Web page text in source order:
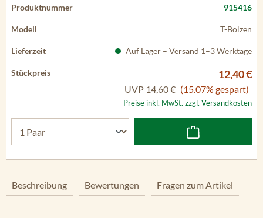
915416
T-Bolzen
Auf Lager – Versand 1–3 Werktage
12,40 €
UVP 14,60 € (15.07% gespart)
Preise inkl. MwSt. zzgl. Versandkosten
Beschreibung Bewertungen Fragen zum Artikel